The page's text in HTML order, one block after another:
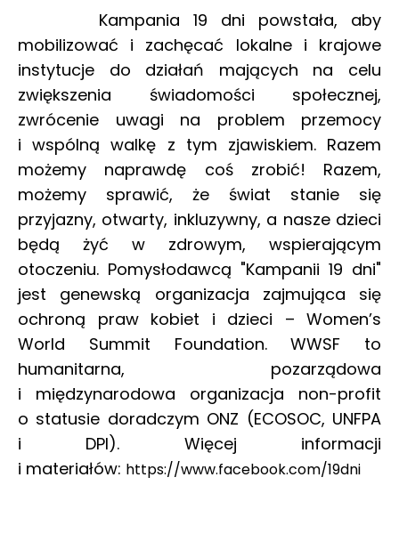
Kampania 19 dni powstała, aby
mobilizować i zachęcać lokalne i krajowe
instytucje do działań mających na celu
zwiększenia świadomości społecznej,
zwrócenie uwagi na problem przemocy
i wspólną walkę z tym zjawiskiem. Razem
możemy naprawdę coś zrobić! Razem,
możemy sprawić, że świat stanie się
przyjazny, otwarty, inkluzywny, a nasze dzieci
będą żyć w zdrowym, wspierającym
otoczeniu. Pomysłodawcą "Kampanii 19 dni"
jest genewską organizacja zajmująca się
ochroną praw kobiet i dzieci – Women’s
World Summit Foundation. WWSF to
humanitarna, pozarządowa
i międzynarodowa organizacja non-profit
o statusie doradczym ONZ (ECOSOC, UNFPA
i DPI). Więcej informacji
i materiałów: https://www.facebook.com/19dni